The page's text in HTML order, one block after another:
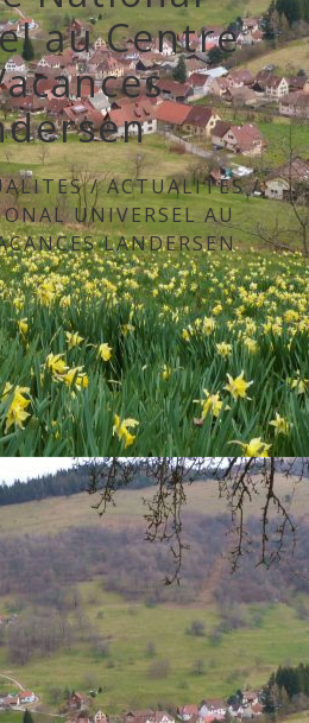
au Centre
/ACTUALITÉS/
UNIVERSEL AU
LANDERSEN